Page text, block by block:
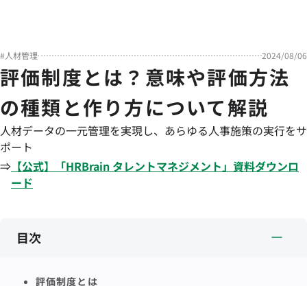
#人材管理 2024/08/06
評価制度とは？意味や評価方法
の種類と作り方について解説
人材データの一元管理を実現し、あらゆる人事施策の実行をサ
ポート
⇒ 【公式】「HRBrain タレントマネジメント」資料ダウンロ
ード
目次
評価制度とは